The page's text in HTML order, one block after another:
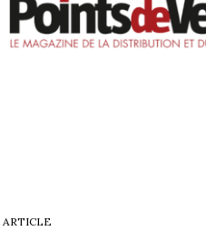
ARTICLE